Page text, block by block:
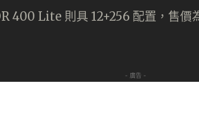
400 Lite 則具 12+256 配置，售價
- 廣告 -